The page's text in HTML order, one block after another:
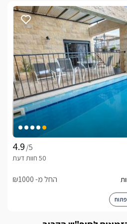
פנורמית מרהיבה אל שטחים גליליים פראיים, חורשים טבעיים
והג'קוזי ספא.
בתוך הסוויטה מצפים לכם בקבוק יין , חלב, מיץ ממותק, פינת קפה
ותה, פיצוחים ועוד. חדר הרחצה כולל חלוקי רחצה צחורים, מגבות
רחצה איכותיות, מגבות פנים וידיים, מוצרי טואלטיקה, לרבות שמפו
הבריכה מחוממת ומקורה בחודשי החורף (בסוויטת בלו סקיי לא
פרטי והכל מול הנוף הקסום.
/5
החל מ- ₪1000